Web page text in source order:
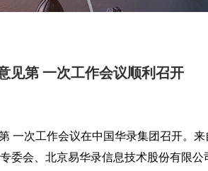
见第 一次工作会议顺利召开
一次工作会议在中国华录集团召开。
委会、北京易华录信息技术股份有限